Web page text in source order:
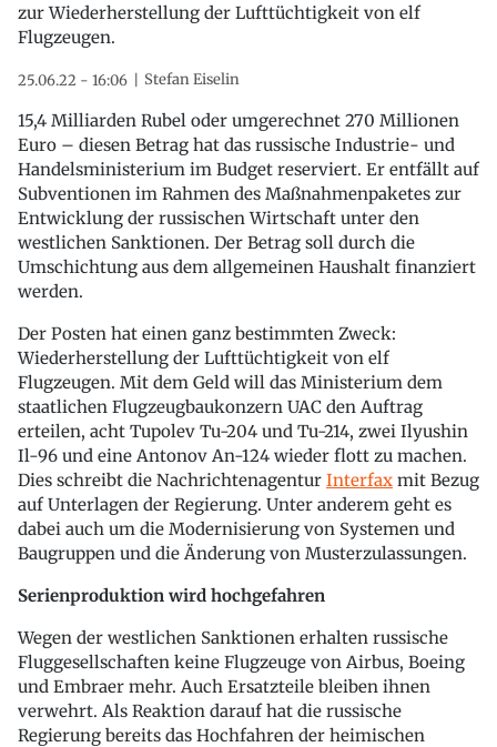
zur Wiederherstellung der Lufttüchtigkeit von elf
Flugzeugen.
25.06.22 - 16:06 Stefan Eiselin
15,4 Milliarden Rubel oder umgerechnet 270 Millionen
Euro – diesen Betrag hat das russische Industrie- und
Handelsministerium im Budget reserviert. Er entfällt auf
Subventionen im Rahmen des Maßnahmenpaketes zur
Entwicklung der russischen Wirtschaft unter den
westlichen Sanktionen. Der Betrag soll durch die
Umschichtung aus dem allgemeinen Haushalt finanziert
werden.
Der Posten hat einen ganz bestimmten Zweck:
Wiederherstellung der Lufttüchtigkeit von elf
Flugzeugen. Mit dem Geld will das Ministerium dem
staatlichen Flugzeugbaukonzern UAC den Auftrag
erteilen, acht Tupolev Tu-204 und Tu-214, zwei Ilyushin
Il-96 und eine Antonov An-124 wieder flott zu machen.
Dies schreibt die Nachrichtenagentur Interfax mit Bezug
auf Unterlagen der Regierung. Unter anderem geht es
dabei auch um die Modernisierung von Systemen und
Baugruppen und die Änderung von Musterzulassungen.
Serienproduktion wird hochgefahren
Wegen der westlichen Sanktionen erhalten russische
Fluggesellschaften keine Flugzeuge von Airbus, Boeing
und Embraer mehr. Auch Ersatzteile bleiben ihnen
verwehrt. Als Reaktion darauf hat die russische
Regierung bereits das Hochfahren der heimischen